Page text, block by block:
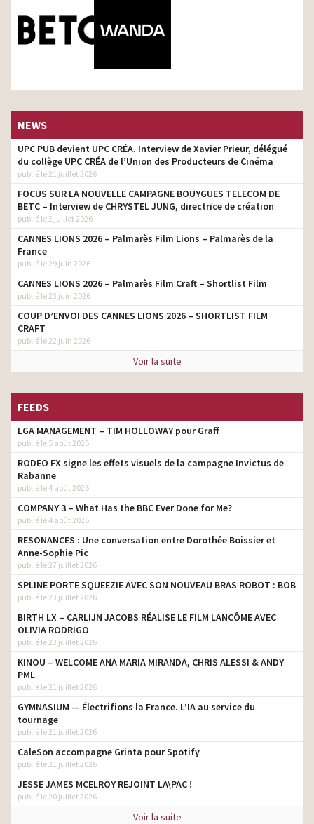
NEWS
UPC PUB devient UPC CRÉA. Interview de Xavier Prieur, délégué
du collège UPC CRÉA de l’Union des Producteurs de Cinéma
publié le 21 juillet 2026
FOCUS SUR LA NOUVELLE CAMPAGNE BOUYGUES TELECOM DE
BETC – Interview de CHRYSTEL JUNG, directrice de création
publié le 2 juillet 2026
CANNES LIONS 2026 – Palmarès Film Lions – Palmarès de la
France
publié le 29 juin 2026
CANNES LIONS 2026 – Palmarès Film Craft – Shortlist Film
publié le 23 juin 2026
COUP D’ENVOI DES CANNES LIONS 2026 – SHORTLIST FILM
CRAFT
publié le 22 juin 2026
Voir la suite
FEEDS
LGA MANAGEMENT – TIM HOLLOWAY pour Graff
publié le 5 août 2026
RODEO FX signe les effets visuels de la campagne Invictus de
Rabanne
publié le 4 août 2026
COMPANY 3 – What Has the BBC Ever Done for Me?
publié le 4 août 2026
RESONANCES : Une conversation entre Dorothée Boissier et
Anne-Sophie Pic
publié le 27 juillet 2026
SPLINE PORTE SQUEEZIE AVEC SON NOUVEAU BRAS ROBOT : BOB
publié le 23 juillet 2026
BIRTH LX – CARLIJN JACOBS RÉALISE LE FILM LANCÔME AVEC
OLIVIA RODRIGO
publié le 23 juillet 2026
KINOU – WELCOME ANA MARIA MIRANDA, CHRIS ALESSI & ANDY
PML
publié le 21 juillet 2026
GYMNASIUM — Électrifions la France. L’IA au service du
tournage
publié le 21 juillet 2026
CaleSon accompagne Grinta pour Spotify
publié le 21 juillet 2026
JESSE JAMES MCELROY REJOINT LA\PAC !
publié le 20 juillet 2026
Voir la suite